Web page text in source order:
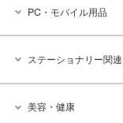
PC・モバイル用品
ステーショナリー関連
美容・健康